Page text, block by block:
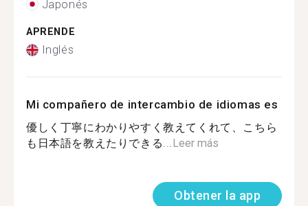
Japonés
APRENDE
Inglés
Mi compañero de intercambio de idiomas es
優しく丁寧にわかりやすく教えてくれて、こちら
も日本語を教えたりできる...Leer más
Obtener la app